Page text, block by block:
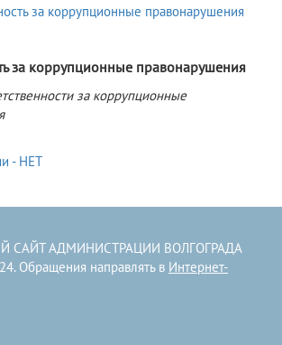
за коррупционные правонарушения
за коррупционные
- НЕТ
САЙТ АДМИНИСТРАЦИИ ВОЛГОГРАДА
Обращения направлять в Интернет-